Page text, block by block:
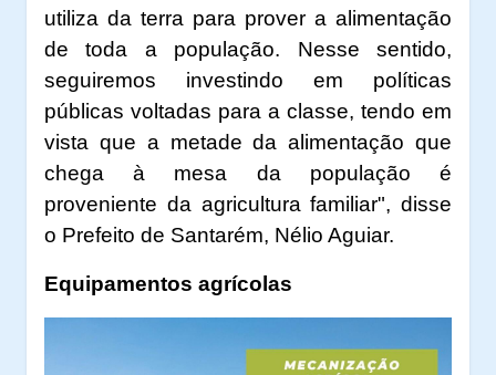
utiliza da terra para prover a alimentação
de toda a população. Nesse sentido,
seguiremos investindo em políticas
públicas voltadas para a classe, tendo em
vista que a metade da alimentação que
chega à mesa da população é
proveniente da agricultura familiar", disse
o Prefeito de Santarém, Nélio Aguiar.
Equipamentos agrícolas